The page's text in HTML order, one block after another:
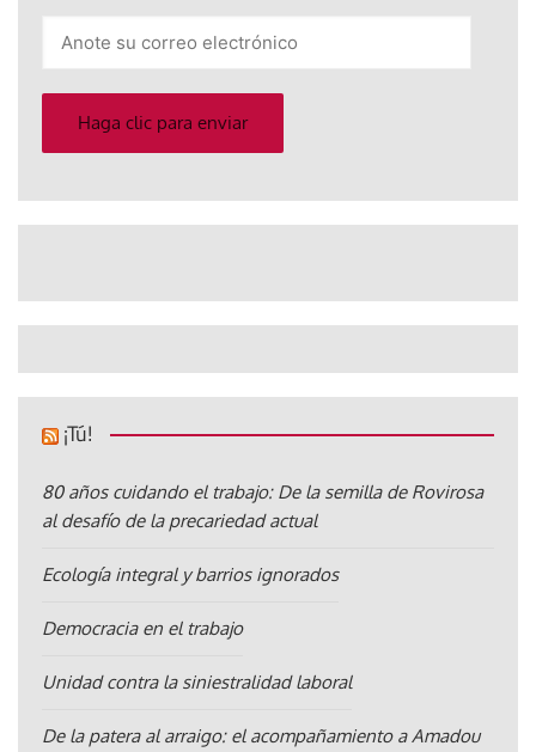
electrónico
Haga clic para enviar
¡Tú!
80 años cuidando el trabajo: De la semilla de Rovirosa
al desafío de la precariedad actual
Ecología integral y barrios ignorados
Democracia en el trabajo
Unidad contra la siniestralidad laboral
De la patera al arraigo: el acompañamiento a Amadou